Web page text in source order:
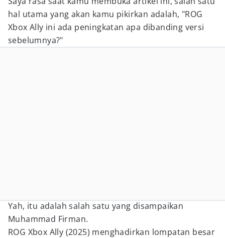
hal utama yang akan kamu pikirkan adalah, "ROG
Xbox Ally ini ada peningkatan apa dibanding versi
sebelumnya?"
Yah, itu adalah salah satu yang disampaikan
Muhammad Firman.
ROG Xbox Ally (2025) menghadirkan lompatan besar